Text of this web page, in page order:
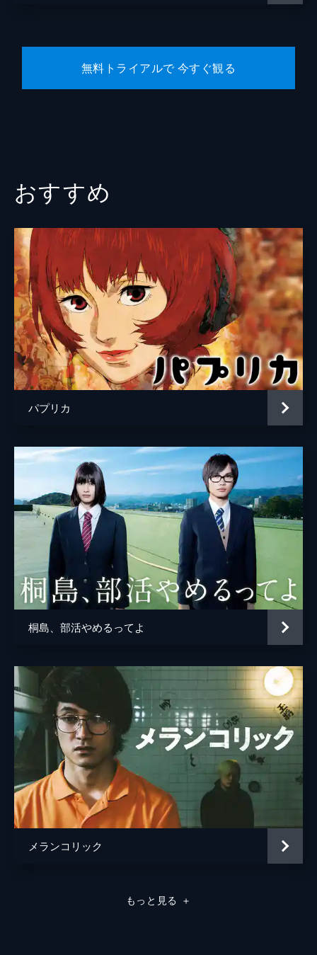
無料トライアルで 今すぐ観る
おすすめ
パプリカ
桐島、部活やめるってよ
メランコリック
もっと見る ＋